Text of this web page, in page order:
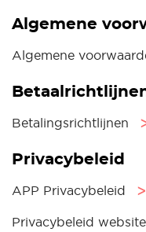
Algemene
Algemene
Betalingsrichtlijnen
Privacybeleid
APP Privacybeleid ᐳ
Privacybeleid website